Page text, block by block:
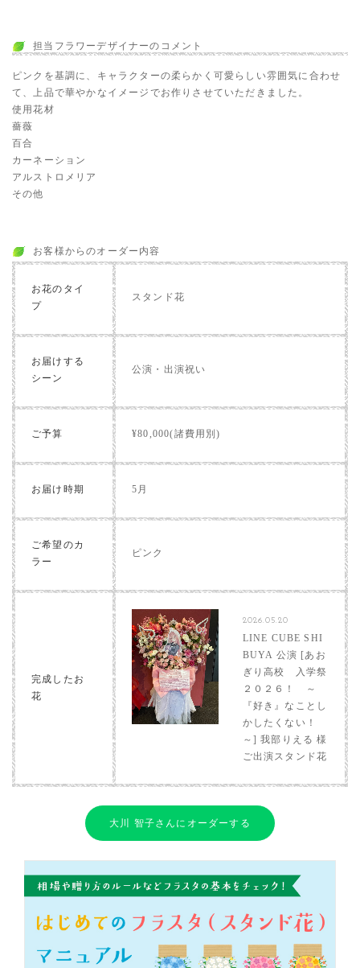
担当フラワーデザイナーのコメント
ピンクを基調に、キャラクターの柔らかく可愛らしい雰囲気に合わせ
て、上品で華やかなイメージでお作りさせていただきました。
使用花材
薔薇
百合
カーネーション
アルストロメリア
その他
お客様からのオーダー内容
お花のタイ
プ
スタンド花
お届けする
シーン
公演・出演祝い
ご予算 ¥80,000(諸費用別)
お届け時期 5月
ご希望のカ
ラー
ピンク
完成したお
花
2026.05.20
LINE CUBE SHI
BUYA 公演 [あお
ぎり高校 入学祭
２０２６！ ～
『好き』なことし
かしたくない！
～] 我部りえる 様
ご出演スタンド花
大川 智子さんにオーダーする